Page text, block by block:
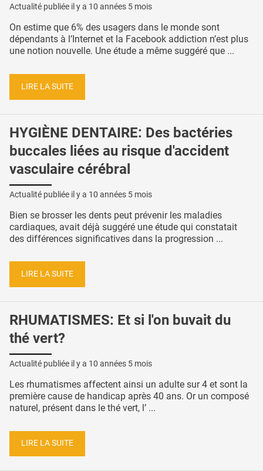
Actualité publiée il y a 10 années 5 mois
On estime que 6% des usagers dans le monde sont
dépendants à l’Internet et la Facebook addiction n’est plus
une notion nouvelle. Une étude a même suggéré que ...
LIRE LA SUITE
HYGIÈNE DENTAIRE: Des bactéries
buccales liées au risque d'accident
vasculaire cérébral
Actualité publiée il y a 10 années 5 mois
Bien se brosser les dents peut prévenir les maladies
cardiaques, avait déjà suggéré une étude qui constatait
des différences significatives dans la progression ...
LIRE LA SUITE
RHUMATISMES: Et si l'on buvait du
thé vert?
Actualité publiée il y a 10 années 5 mois
Les rhumatismes affectent ainsi un adulte sur 4 et sont la
première cause de handicap après 40 ans. Or un composé
naturel, présent dans le thé vert, l’ ...
LIRE LA SUITE